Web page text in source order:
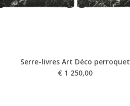
Serre-livres Art Déco perroquet
€ 1 250,00